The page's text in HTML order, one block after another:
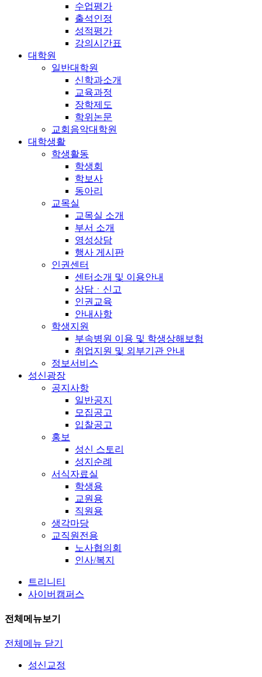
수업평가
출석인정
성적평가
강의시간표
대학원
일반대학원
신학과소개
교육과정
장학제도
학위논문
교회음악대학원
대학생활
학생활동
학생회
학보사
동아리
교목실
교목실 소개
부서 소개
영성상담
행사 게시판
인권센터
센터소개 및 이용안내
상담ㆍ신고
인권교육
안내사항
학생지원
부속병원 이용 및 학생상해보험
취업지원 및 외부기관 안내
정보서비스
성신광장
공지사항
일반공지
모집공고
입찰공고
홍보
성신 스토리
성지순례
서식자료실
학생용
교원용
직원용
생각마당
교직원전용
노사협의회
인사/복지
트리니티
사이버캠퍼스
전체메뉴보기
전체메뉴 닫기
성신교정